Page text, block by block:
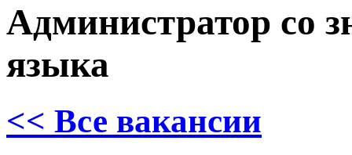
Администратор со
языка
<< Все вакансии